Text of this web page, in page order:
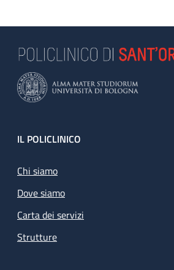
Footer
IL POLICLINICO
Chi siamo
Dove siamo
Carta dei servizi
Strutture